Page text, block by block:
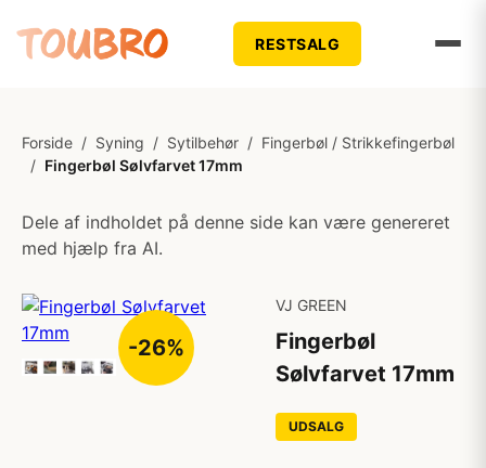
RESTSALG
Forside / Syning / Sytilbehør / Fingerbøl / Strikkefingerbøl
/ Fingerbøl Sølvfarvet 17mm
Dele af indholdet på denne side kan være genereret
med hjælp fra AI.
-26%
VJ GREEN
Fingerbøl
Sølvfarvet 17mm
UDSALG